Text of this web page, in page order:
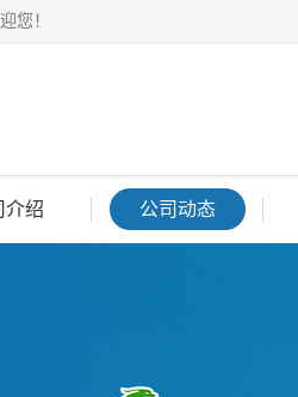
您！
介绍 公司动态